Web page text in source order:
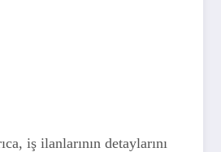
iş ilanlarının detaylarını